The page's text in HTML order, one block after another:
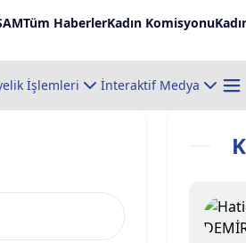
Tüm HaberlerKadın Komisyonu
İşlemleri İnteraktif Medya